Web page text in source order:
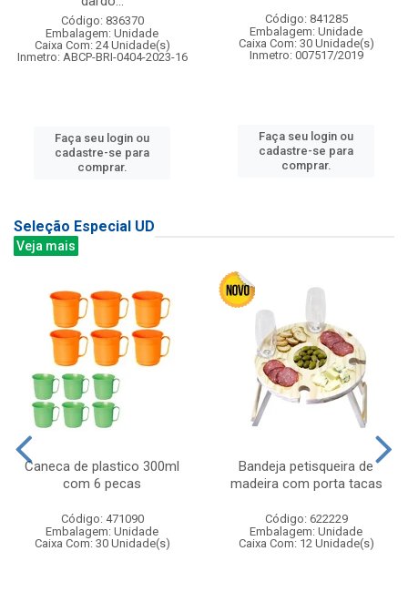
Código: 836370
Embalagem: Unidade
Caixa Com: 24 Unidade(s)
Inmetro: ABCP-BRI-0404-2023-16
Faça seu login ou
cadastre-se para
comprar.
Código: 841285
Embalagem: Unidade
Caixa Com: 30 Unidade(s)
Inmetro: 007517/2019
Faça seu login ou
cadastre-se para
comprar.
Seleção Especial UD
Veja mais
Caneca de plastico 300ml
com 6 pecas
Código: 471090
Embalagem: Unidade
Caixa Com: 30 Unidade(s)
Bandeja petisqueira de
madeira com porta tacas
Código: 622229
Embalagem: Unidade
Caixa Com: 12 Unidade(s)